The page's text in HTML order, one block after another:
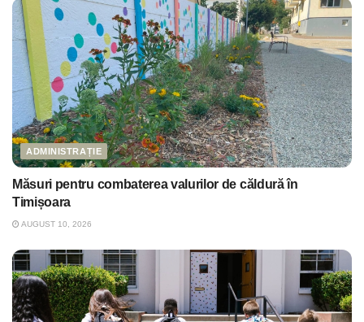
ADMINISTRAȚIE
Măsuri pentru combaterea valurilor de căldură în
Timișoara
AUGUST 10, 2026